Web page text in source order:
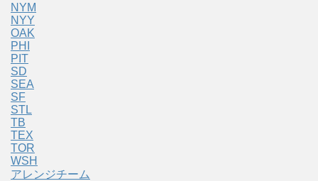
NYM
NYY
OAK
PHI
PIT
SD
SEA
SF
STL
TB
TEX
TOR
WSH
アレンジチーム